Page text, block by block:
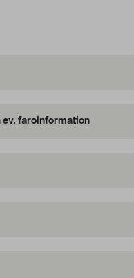
ev. faroinformation